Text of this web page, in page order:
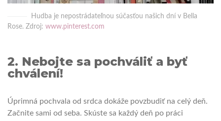
Hudba je nepostrádateľnou súčasťou našich dní v Bella
Rose. Zdroj: www.pinterest.com
2. Nebojte sa pochváliť a byť
chválení!
Úprimná pochvala od srdca dokáže povzbudiť na celý deň.
Začnite sami od seba. Skúste sa každý deň po práci